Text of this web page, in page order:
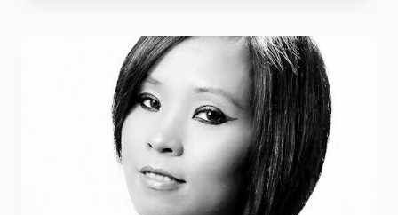
NÃO”
TOÀN
CẦU